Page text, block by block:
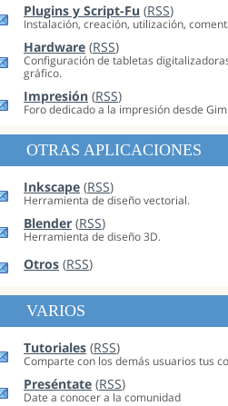
Plugins y Script-Fu (RSS)
Instalación, creación, utilización,
Hardware (RSS)
Configuración de tabletas
gráfico.
Impresión (RSS)
Foro dedicado a la impresión desde
OTRAS APLICACIONES
Inkscape (RSS)
Herramienta de diseño vectorial.
Blender (RSS)
Herramienta de diseño 3D.
Otros (RSS)
VARIOS
Tutoriales (RSS)
Comparte con los demás usuarios tus
Preséntate (RSS)
Date a conocer a la comunidad